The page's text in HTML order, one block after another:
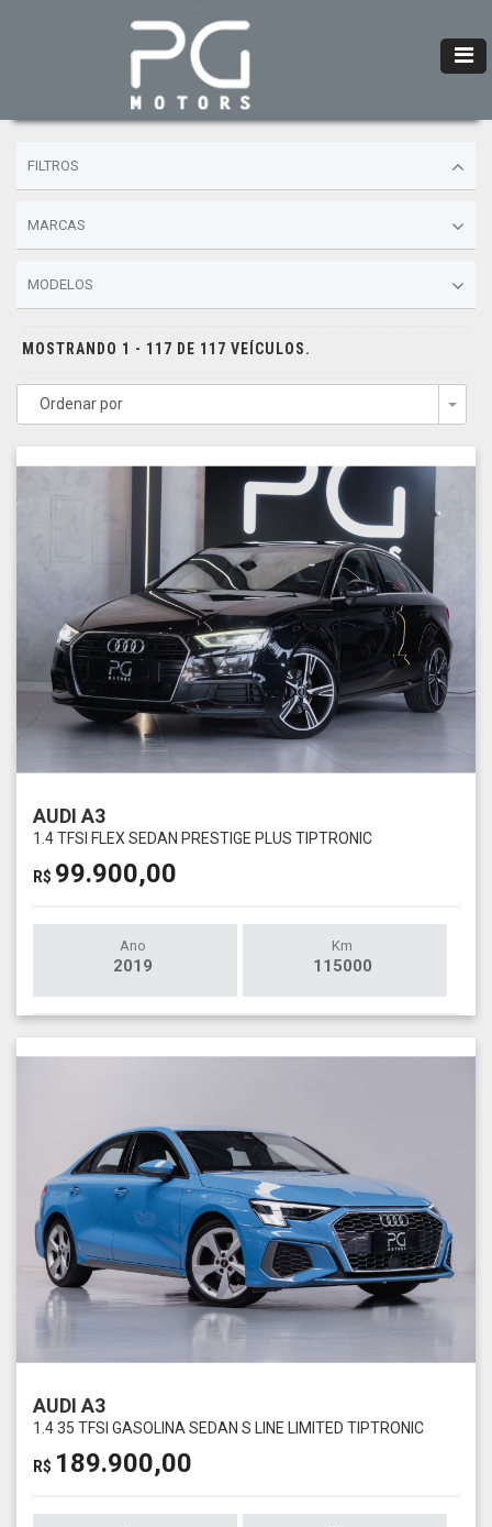
FILTROS
MARCAS
MODELOS
MOSTRANDO 1 - 117 DE 117 VEÍCULOS.
Ordenar por
AUDI A3
1.4 TFSI FLEX SEDAN PRESTIGE PLUS TIPTRONIC
R$ 99.900,00
Ano
2019
Km
115000
AUDI A3
1.4 35 TFSI GASOLINA SEDAN S LINE LIMITED TIPTRONIC
R$ 189.900,00